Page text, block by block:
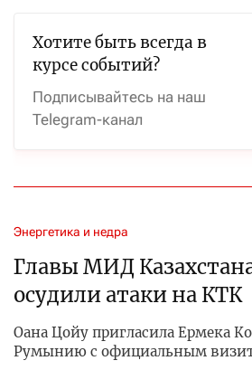
Хотите быть всегда в
курсе событий?
Подписывайтесь на наш
Telegram-канал
Энергетика и недра
Главы МИД
осудили атаки на КТК
Оана Цойу пригласила Ермека
Румынию с официальным